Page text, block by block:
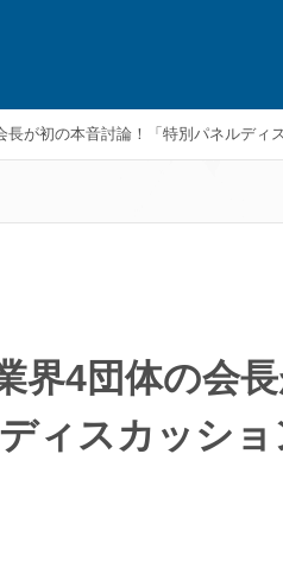
長が初の本音討論！「特別パネルディ
界4団体の会
ィスカッシ